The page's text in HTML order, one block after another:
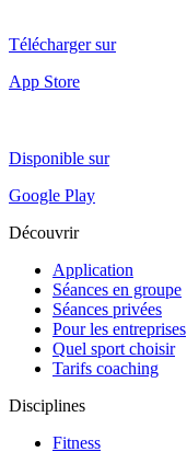
Télécharger sur
App Store
Disponible sur
Google Play
Découvrir
Application
Séances en groupe
Séances privées
Pour les entreprises
Quel sport choisir
Tarifs coaching
Disciplines
Fitness